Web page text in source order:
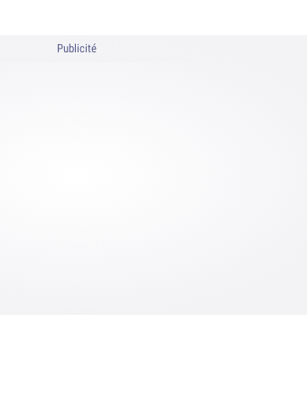
Publicité